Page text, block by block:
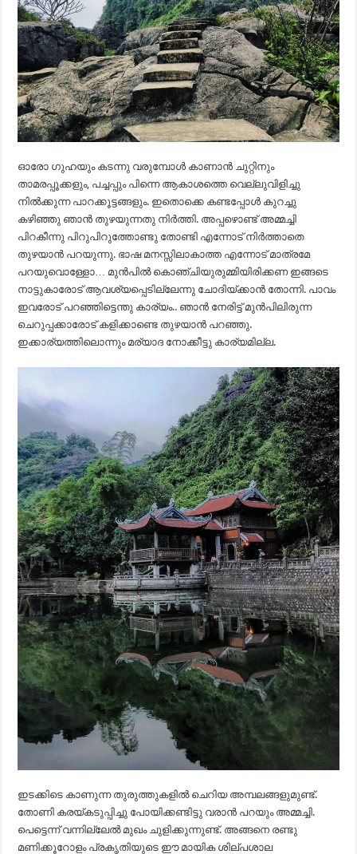
ഓരോ ഗുഹയും കടന്നു വരുമ്പോൾ കാണാൻ ചുറ്റിനും
താമരപ്പൂക്കളും, പച്ചപ്പും പിന്നെ ആകാശത്തെ വെല്ലുവിളിച്ചു
നിൽക്കുന്ന പാറക്കൂട്ടങ്ങളും. ഇതൊക്കെ കണ്ടപ്പോൾ കുറച്ചു
കഴിഞ്ഞു ഞാൻ തുഴയുന്നതു നിർത്തി. അപ്പഴൊണ്ട് അമ്മച്ചി
പിറകീന്നു പിറുപിറുത്തോണ്ടു തോണ്ടി എന്നോട് നിർത്താതെ
തുഴയാൻ പറയുന്നു. ഭാഷ മനസ്സിലാകാത്ത എന്നോട് മാത്രമേ
പറയുവൊള്ളോ… മുൻപിൽ കൊഞ്ചിയുരുമ്മിയിരിക്കണ ഇങ്ങടെ
നാട്ടുകാരോട് ആവശ്യപ്പെടില്ലേന്നു ചോദിയ്ക്കാൻ തോന്നി. പാവം
ഇവരോട് പറഞ്ഞിട്ടെന്തു കാര്യം.. ഞാൻ നേരിട്ട് മുൻപിലിരുന്ന
ചെറുപ്പക്കാരോട് കളിക്കാണ്ടെ തുഴയാൻ പറഞ്ഞു.
ഇക്കാര്യത്തിലൊന്നും മര്യാദ നോക്കീട്ടു കാര്യമില്ല.
ഇടക്കിടെ കാണുന്ന തുരുത്തുകളിൽ ചെറിയ അമ്പലങ്ങളുമുണ്ട്.
തോണി കരയ്കടുപ്പിച്ചു പോയിക്കണ്ടിട്ടു വരാൻ പറയും അമ്മച്ചി.
പെട്ടെന്ന് വന്നില്ലേൽ മുഖം ചുളിക്കുന്നുണ്ട്. അങ്ങനെ രണ്ടു
മണിക്കൂറോളം പ്രകൃതിയുടെ ഈ മായിക ശില്പശാല